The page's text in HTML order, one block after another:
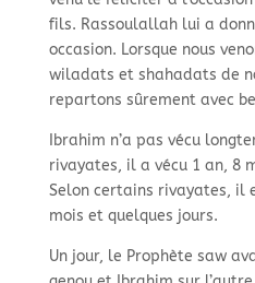
fils. Rassoulallah lui a
occasion. Lorsque nous
wiladats et shahadats de
repartons sûrement avec
Ibrahim n’a pas vécu
rivayates, il a vécu 1 an, 8
Selon certains rivayates, il
mois et quelques jours.
Un jour, le Prophète saw